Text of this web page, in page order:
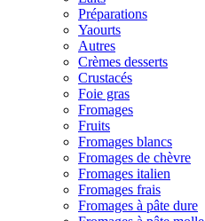
Préparations
Yaourts
Autres
Crèmes desserts
Crustacés
Foie gras
Fromages
Fruits
Fromages blancs
Fromages de chèvre
Fromages italien
Fromages frais
Fromages à pâte dure